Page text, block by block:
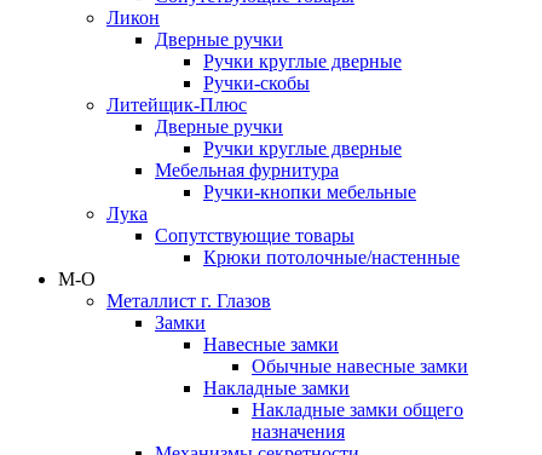
Ликон
Дверные ручки
Ручки круглые дверные
Ручки-скобы
Литейщик-Плюс
Дверные ручки
Ручки круглые дверные
Мебельная фурнитура
Ручки-кнопки мебельные
Лука
Сопутствующие товары
Крюки потолочные/настенные
М-О
Металлист г. Глазов
Замки
Навесные замки
Обычные навесные замки
Накладные замки
Накладные замки общего
назначения